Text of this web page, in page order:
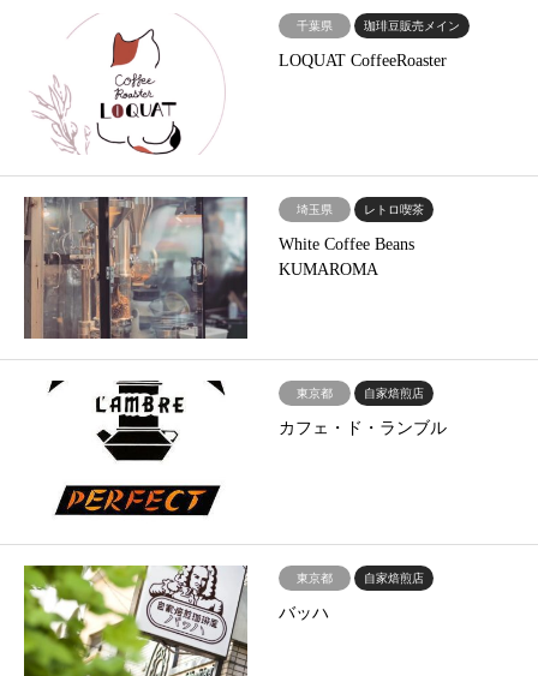
千葉県 珈琲豆販売メイン
LOQUAT CoffeeRoaster
埼玉県 レトロ喫茶
White Coffee Beans
KUMAROMA
東京都 自家焙煎店
カフェ・ド・ランブル
東京都 自家焙煎店
バッハ